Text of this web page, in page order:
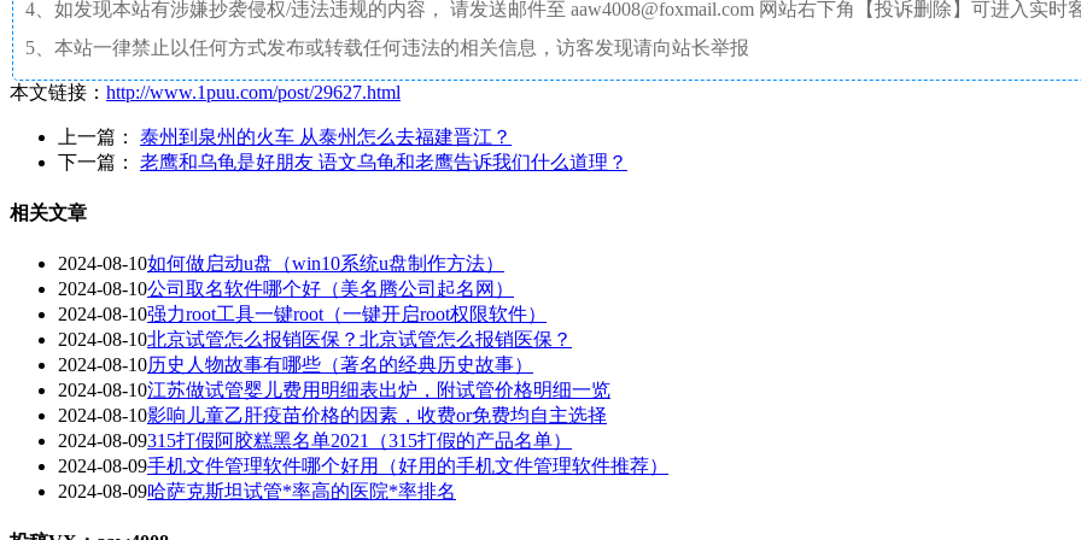
4、如发现本站有涉嫌抄袭侵权/违法违规的内容， 请发送邮件至 aaw4008@foxmail.com 网站右下角【投诉删除】可进入实时
5、本站一律禁止以任何方式发布或转载任何违法的相关信息，访客发现请向站长举报
本文链接： http://www.1puu.com/post/29627.html
上一篇： 泰州到泉州的火车 从泰州怎么去福建晋江？
下一篇： 老鹰和乌龟是好朋友 语文乌龟和老鹰告诉我们什么道理？
相关文章
2024-08-10如何做启动u盘（win10系统u盘制作方法）
2024-08-10公司取名软件哪个好（美名腾公司起名网）
2024-08-10强力root工具一键root（一键开启root权限软件）
2024-08-10北京试管怎么报销医保？北京试管怎么报销医保？
2024-08-10历史人物故事有哪些（著名的经典历史故事）
2024-08-10江苏做试管婴儿费用明细表出炉，附试管价格明细一览
2024-08-10影响儿童乙肝疫苗价格的因素，收费or免费均自主选择
2024-08-09315打假阿胶糕黑名单2021（315打假的产品名单）
2024-08-09手机文件管理软件哪个好用（好用的手机文件管理软件推荐）
2024-08-09哈萨克斯坦试管*率高的医院*率排名